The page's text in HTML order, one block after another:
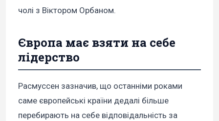
чолі з Віктором Орбаном.
Європа має взяти на себе
лідерство
Расмуссен зазначив, що останніми роками
саме європейські країни дедалі більше
перебирають на себе відповідальність за